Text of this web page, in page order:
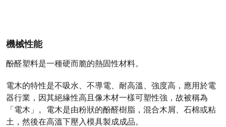
機械性能
酚醛塑料是一種硬而脆的熱固性材料。
電木的特性是不吸水、不導電、耐高溫、強度高，應用於電
器行業，因其絕緣性高且像木材一樣可塑性強，故被稱為
「電木」。電木是由粉狀的酚醛樹脂，混合木屑、石棉或粘
土，然後在高溫下壓入模具製成成品。